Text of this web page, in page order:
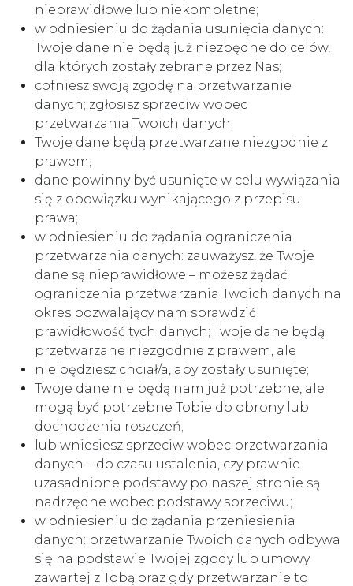
nieprawidłowe lub niekompletne;
w odniesieniu do żądania usunięcia danych:
Twoje dane nie będą już niezbędne do celów,
dla których zostały zebrane przez Nas;
cofniesz swoją zgodę na przetwarzanie
danych; zgłosisz sprzeciw wobec
przetwarzania Twoich danych;
Twoje dane będą przetwarzane niezgodnie z
prawem;
dane powinny być usunięte w celu wywiązania
się z obowiązku wynikającego z przepisu
prawa;
w odniesieniu do żądania ograniczenia
przetwarzania danych: zauważysz, że Twoje
dane są nieprawidłowe – możesz żądać
ograniczenia przetwarzania Twoich danych na
okres pozwalający nam sprawdzić
prawidłowość tych danych; Twoje dane będą
przetwarzane niezgodnie z prawem, ale
nie będziesz chciał/a, aby zostały usunięte;
Twoje dane nie będą nam już potrzebne, ale
mogą być potrzebne Tobie do obrony lub
dochodzenia roszczeń;
lub wniesiesz sprzeciw wobec przetwarzania
danych – do czasu ustalenia, czy prawnie
uzasadnione podstawy po naszej stronie są
nadrzędne wobec podstawy sprzeciwu;
w odniesieniu do żądania przeniesienia
danych: przetwarzanie Twoich danych odbywa
się na podstawie Twojej zgody lub umowy
zawartej z Tobą oraz gdy przetwarzanie to